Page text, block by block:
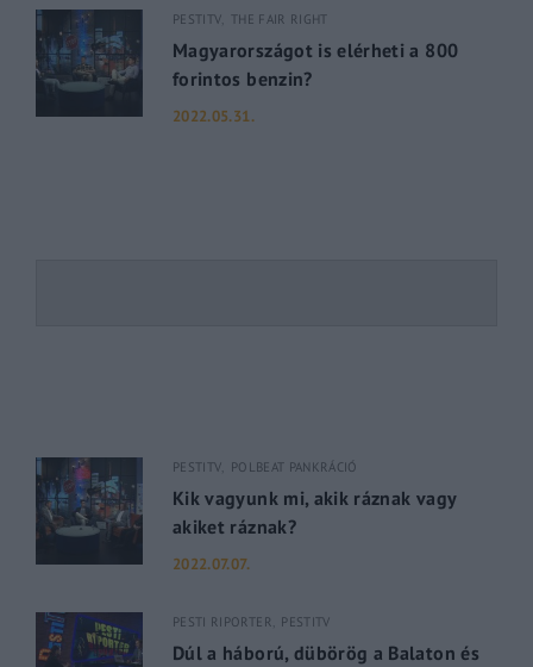
PESTITV THE FAIR RIGHT
Magyarországot is elérheti a 800
forintos benzin?
2022.05.31.
PESTITV POLBEAT PANKRÁCIÓ
Kik vagyunk mi, akik ráznak vagy
akiket ráznak?
2022.07.07.
PESTI RIPORTER PESTITV
Dúl a háború, dübörög a Balaton és